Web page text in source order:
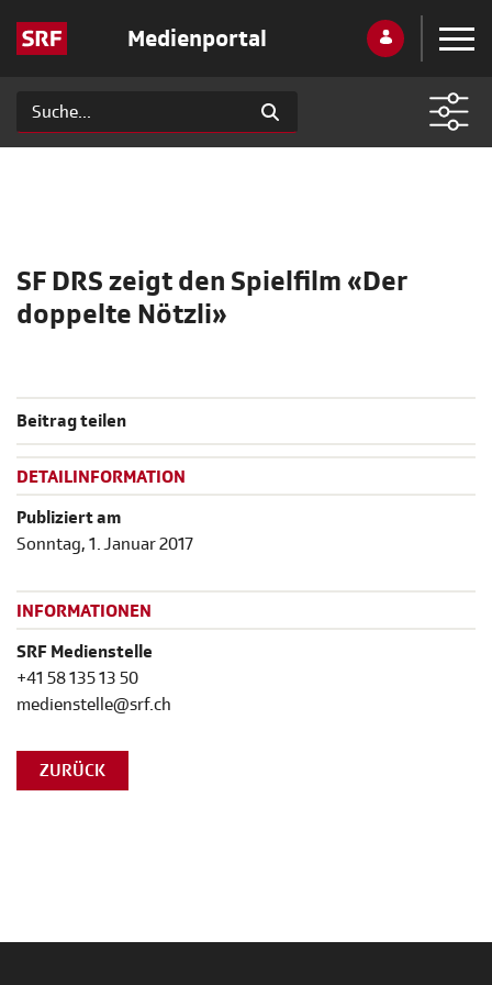
Medienportal
SF DRS zeigt den Spielfilm «Der
doppelte Nötzli»
Beitrag teilen
DETAILINFORMATION
Publiziert am
Sonntag, 1. Januar 2017
INFORMATIONEN
SRF Medienstelle
+41 58 135 13 50
medienstelle@srf.ch
ZURÜCK